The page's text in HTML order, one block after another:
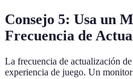
Consejo 5: Usa un
Frecuencia de
La frecuencia de actualización
experiencia de juego. Un